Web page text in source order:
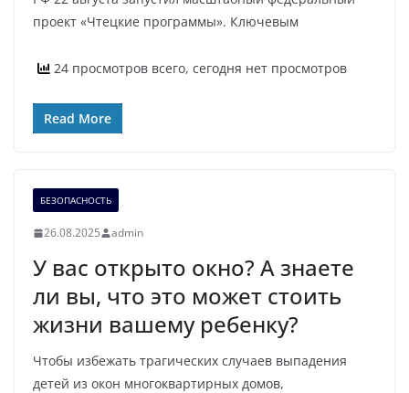
проект «Чтецкие программы». Ключевым
24 просмотров всего, сегодня нет просмотров
Read More
БЕЗОПАСНОСТЬ
26.08.2025 admin
У вас открыто окно? А знаете
ли вы, что это может стоить
жизни вашему ребенку?
Чтобы избежать трагических случаев выпадения
детей из окон многоквартирных домов,